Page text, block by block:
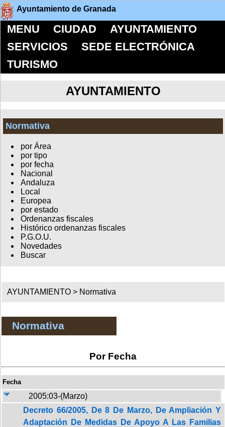
Ayuntamiento de Granada
MENU CIUDAD
AYUNTAMIENTO
SERVICIOS
SEDE ELECTRÓNICA
TURISMO
AYUNTAMIENTO
Normativa
por Área
por tipo
por fecha
Nacional
Andaluza
Local
Europea
por estado
Ordenanzas fiscales
Histórico ordenanzas fiscales
P.G.O.U.
Novedades
Buscar
AYUNTAMIENTO > Normativa
Normativa
Por Fecha
Fecha
2005:03-(Marzo)
Decreto 66/2005, De 8 De Marzo, De Ampliación Y
Adaptación De Medidas De Apoyo A Las Familias